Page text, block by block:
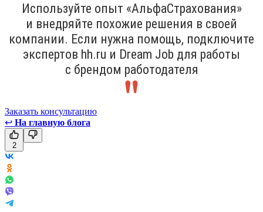
Используйте опыт «АльфаСтрахования»
и внедряйте похожие решения в своей
компании. Если нужна помощь, подключите
экспертов hh.ru и Dream Job для работы
с брендом работодателя
Заказать консультацию
↩ На главную блога
2